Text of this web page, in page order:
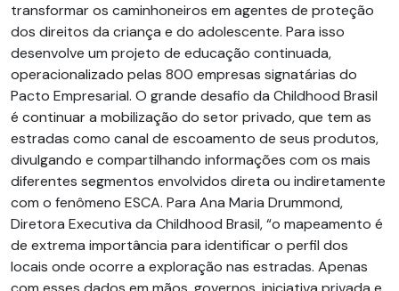
transformar os caminhoneiros em agentes de proteção
dos direitos da criança e do adolescente. Para isso
desenvolve um projeto de educação continuada,
operacionalizado pelas 800 empresas signatárias do
Pacto Empresarial. O grande desafio da Childhood Brasil
é continuar a mobilização do setor privado, que tem as
estradas como canal de escoamento de seus produtos,
divulgando e compartilhando informações com os mais
diferentes segmentos envolvidos direta ou indiretamente
com o fenômeno ESCA. Para Ana Maria Drummond,
Diretora Executiva da Childhood Brasil, “o mapeamento é
de extrema importância para identificar o perfil dos
locais onde ocorre a exploração nas estradas. Apenas